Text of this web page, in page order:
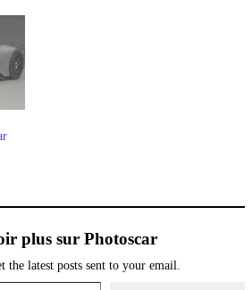
plus sur Photoscar
the latest posts sent to your email.